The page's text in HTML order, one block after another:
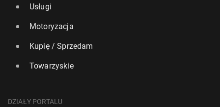
Usługi
Motoryzacja
Kupię / Sprzedam
Towarzyskie
DZIAŁY PORTALU